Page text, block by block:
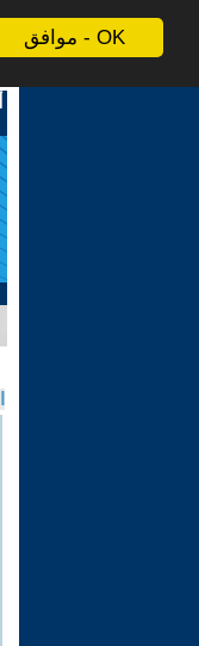
موافق - OK